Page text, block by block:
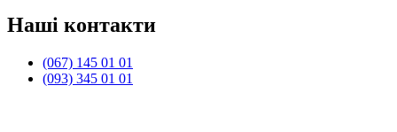
Наші контакти
(067) 145 01 01
(093) 345 01 01